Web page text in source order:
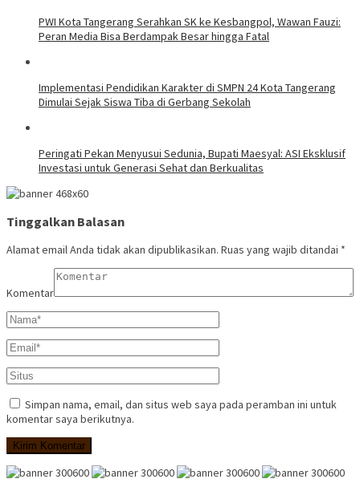
PWI Kota Tangerang Serahkan SK ke Kesbangpol, Wawan Fauzi:
Peran Media Bisa Berdampak Besar hingga Fatal
Implementasi Pendidikan Karakter di SMPN 24 Kota Tangerang
Dimulai Sejak Siswa Tiba di Gerbang Sekolah
Peringati Pekan Menyusui Sedunia, Bupati Maesyal: ASI Eksklusif
Investasi untuk Generasi Sehat dan Berkualitas
Tinggalkan Balasan
Alamat email Anda tidak akan dipublikasikan. Ruas yang wajib ditandai *
Komentar
Simpan nama, email, dan situs web saya pada peramban ini untuk
komentar saya berikutnya.